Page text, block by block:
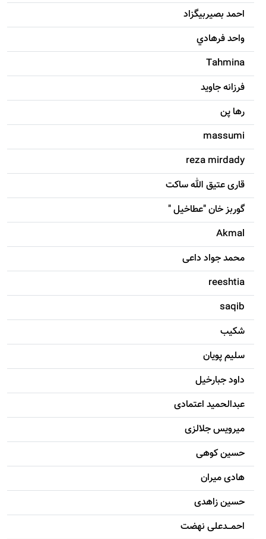
احمد بصيربيگزاد
واحد فرهادي
Tahmina
فرزانه جاويد
رها پن
massumi
reza mirdady
قاری عتیق الله ساکت
گوربز خان "عطاخیل "
Akmal
محمد جواد داعی
reeshtia
saqib
شکيب
سليم پویان
داود جبارخیل
عبدالحمید اعتمادی
میرویس جلالزی
حسين کوهی
هادی ميران
حسين زاهدی
احمـــدعلی نهضت